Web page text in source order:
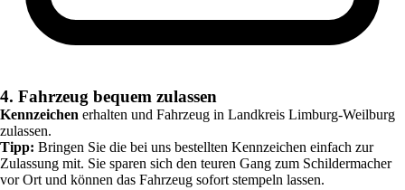
4. Fahrzeug bequem zulassen
Kennzeichen erhalten und Fahrzeug in Landkreis Limburg-Weilburg
zulassen.
Tipp: Bringen Sie die bei uns bestellten Kennzeichen einfach zur
Zulassung mit. Sie sparen sich den teuren Gang zum Schildermacher
vor Ort und können das Fahrzeug sofort stempeln lassen.